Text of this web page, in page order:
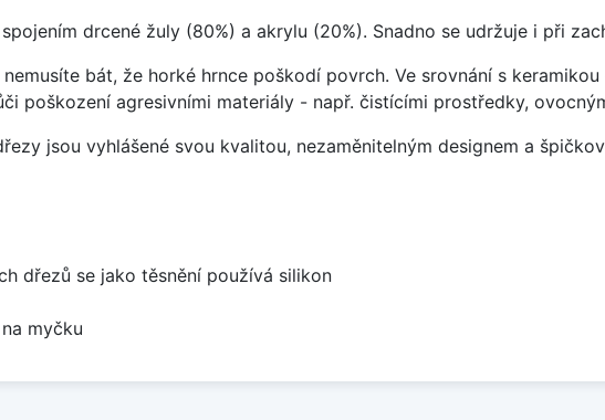
drcené žuly (80%) a akrylu (20%). Snadno se udržuje i při
bát, že horké hrnce poškodí povrch. Ve srovnání s
poškození agresivními materiály - např. čistícími prostředky,
jsou vyhlášené svou kvalitou, nezaměnitelným designem a
dřezů se jako těsnění používá silikon
myčku